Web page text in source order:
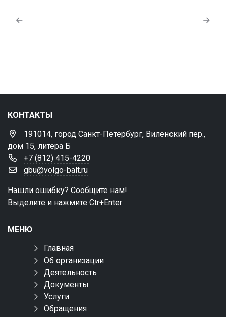
КОНТАКТЫ
191014, город Санкт-Петербург, Виленский пер.,
дом 15, литера Б
+7 (812) 415-4220
gbu@volgo-balt.ru
Нашли ошибку? Сообщите нам!
Выделите и нажмите Ctr+Enter
МЕНЮ
Главная
Об организации
Деятельность
Документы
Услуги
Обращения